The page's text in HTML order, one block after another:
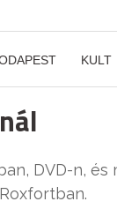
KULT
DVD-n,